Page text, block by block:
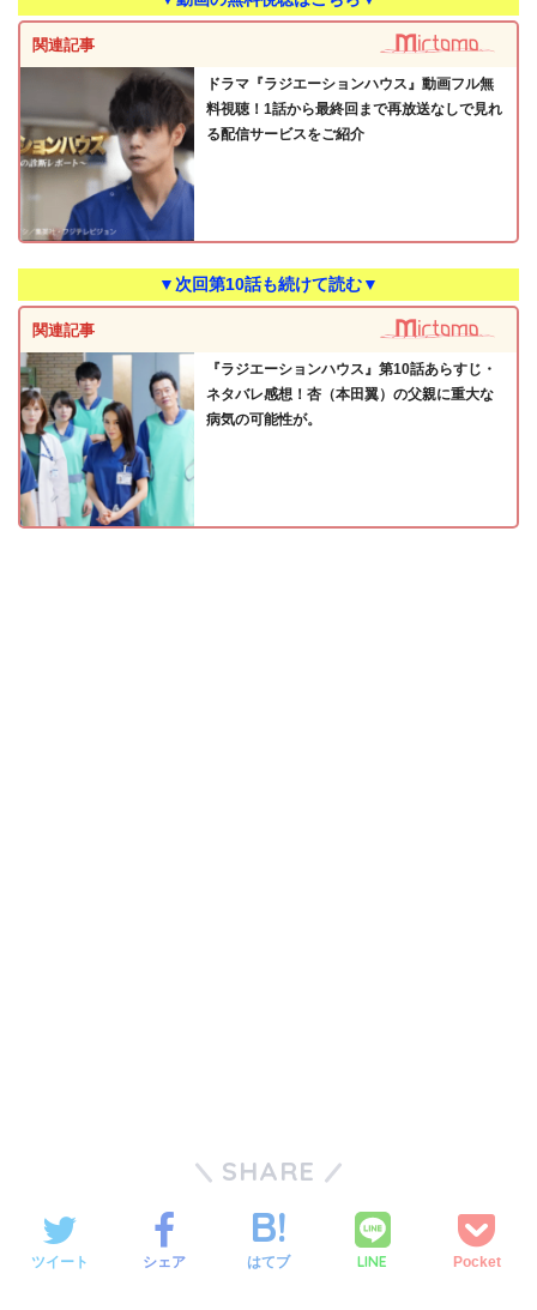
関連記事
ドラマ『ラジエーションハウス』動画フル無
料視聴！1話から最終回まで再放送なしで見れ
る配信サービスをご紹介
▼次回第10話も続けて読む▼
関連記事
『ラジエーションハウス』第10話あらすじ・
ネタバレ感想！杏（本田翼）の父親に重大な
病気の可能性が。
SHARE
ツイート シェア はてブ LINE Pocket